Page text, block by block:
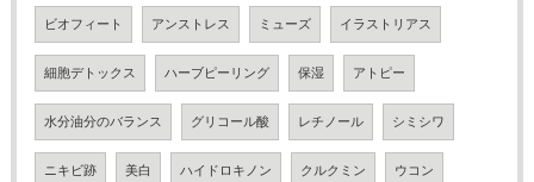
ビオフィート アンストレス ミューズ イラストリアス
細胞デトックス ハーブピーリング 保湿 アトピー
水分油分のバランス グリコール酸 レチノール シミシワ
ニキビ跡 美白 ハイドロキノン クルクミン ウコン